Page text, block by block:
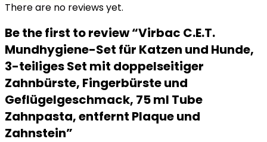
There are no reviews yet.
Be the first to review “Virbac C.E.T.
Mundhygiene-Set für Katzen und Hunde,
3-teiliges Set mit doppelseitiger
Zahnbürste, Fingerbürste und
Geflügelgeschmack, 75 ml Tube
Zahnpasta, entfernt Plaque und
Zahnstein”